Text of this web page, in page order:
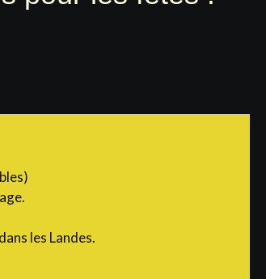
les Landes.